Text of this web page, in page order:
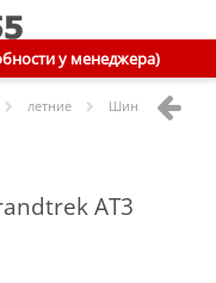
у менеджера)
летние Шины Dunlop
AT3